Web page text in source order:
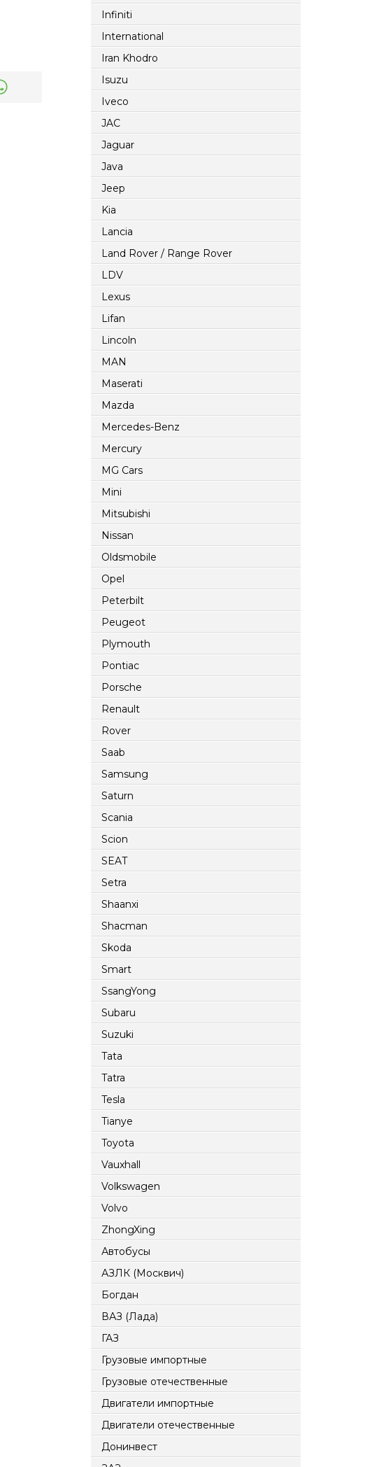
Infiniti
International
Iran Khodro
Isuzu
Iveco
JAC
Jaguar
Java
Jeep
Kia
Lancia
Land Rover / Range Rover
LDV
Lexus
Lifan
Lincoln
MAN
Maserati
Mazda
Mercedes-Benz
Mercury
MG Cars
Mini
Mitsubishi
Nissan
Oldsmobile
Opel
Peterbilt
Peugeot
Plymouth
Pontiac
Porsche
Renault
Rover
Saab
Samsung
Saturn
Scania
Scion
SEAT
Setra
Shaanxi
Shacman
Skoda
Smart
SsangYong
Subaru
Suzuki
Tata
Tatra
Tesla
Tianye
Toyota
Vauxhall
Volkswagen
Volvo
ZhongXing
Автобусы
АЗЛК (Москвич)
Богдан
ВАЗ (Лада)
ГАЗ
Грузовые импортные
Грузовые отечественные
Двигатели импортные
Двигатели отечественные
Донинвест